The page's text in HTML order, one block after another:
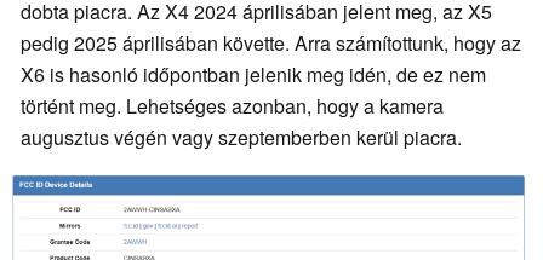
dobta piacra. Az X4 2024 áprilisában jelent meg, az X5
pedig 2025 áprilisában követte. Arra számítottunk, hogy az
X6 is hasonló időpontban jelenik meg idén, de ez nem
történt meg. Lehetséges azonban, hogy a kamera
augusztus végén vagy szeptemberben kerül piacra.